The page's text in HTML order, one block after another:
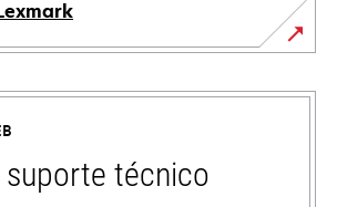
suporte técnico